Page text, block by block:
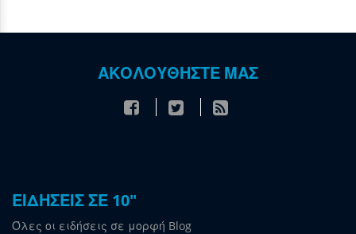
ΑΚΟΛΟΥΘΗΣΤΕ ΜΑΣ
ΕΙΔΗΣΕΙΣ ΣΕ 10"
Όλες οι ειδήσεις σε μορφή Blog